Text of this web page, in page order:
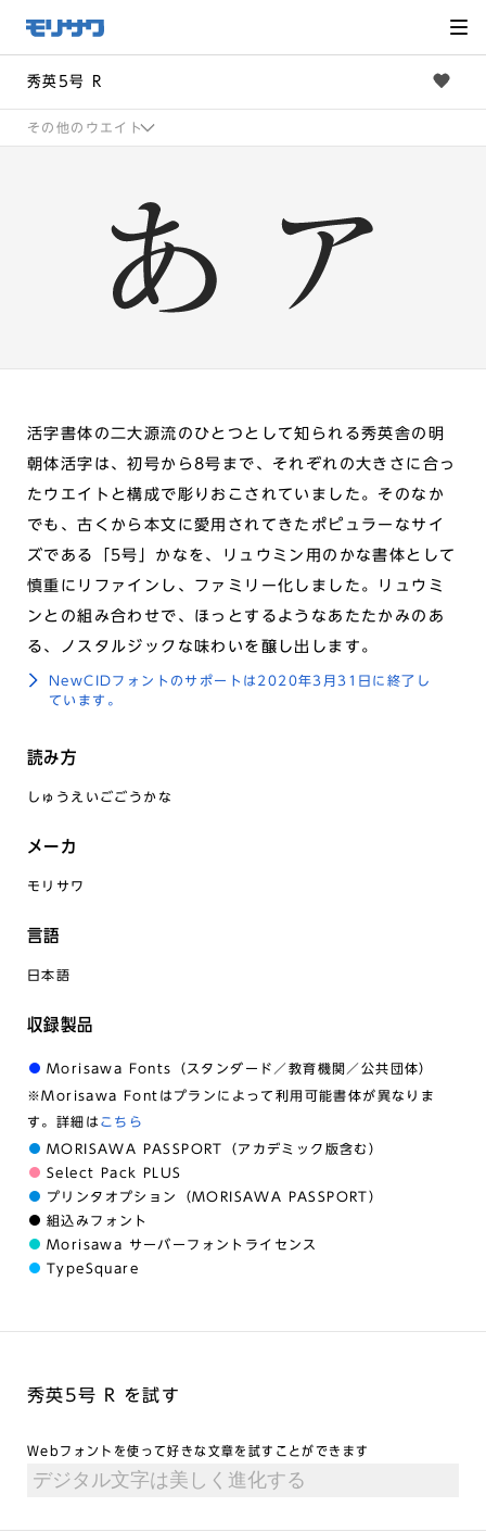
メ
ニュー
飛ばし
へ移動
秀英5号 R
その他のウエイト
活字書体の二大源流のひとつとして知られる秀英舎の明
朝体活字は、初号から8号まで、それぞれの大きさに合っ
たウエイトと構成で彫りおこされていました。そのなか
でも、古くから本文に愛用されてきたポピュラーなサイ
ズである「5号」かなを、リュウミン用のかな書体として
慎重にリファインし、ファミリー化しました。リュウミ
ンとの組み合わせで、ほっとするようなあたたかみのあ
る、ノスタルジックな味わいを醸し出します。
NewCIDフォントのサポートは2020年3月31日に終了し
ています。
読み方
しゅうえいごごうかな
メーカ
モリサワ
言語
日本語
収録製品
Morisawa Fonts（スタンダード／教育機関／公共団体）
※Morisawa Fontはプランによって利用可能書体が異なりま
す。詳細は こちら
MORISAWA PASSPORT（アカデミック版含む）
Select Pack PLUS
プリンタオプション（MORISAWA PASSPORT）
組込みフォント
Morisawa サーバーフォントライセンス
TypeSquare
秀英5号 R を試す
Webフォントを使って好きな文章を試すことができます